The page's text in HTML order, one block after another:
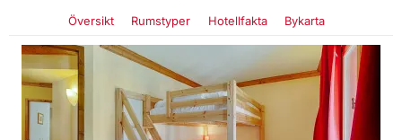
Översikt Rumstyper Hotellfakta Bykarta